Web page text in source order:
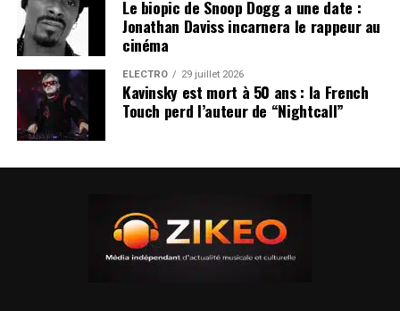
Le biopic de Snoop Dogg a une date :
Jonathan Daviss incarnera le rappeur au
cinéma
ÉLECTRO 29 juillet 2026
Kavinsky est mort à 50 ans : la French
Touch perd l’auteur de “Nightcall”